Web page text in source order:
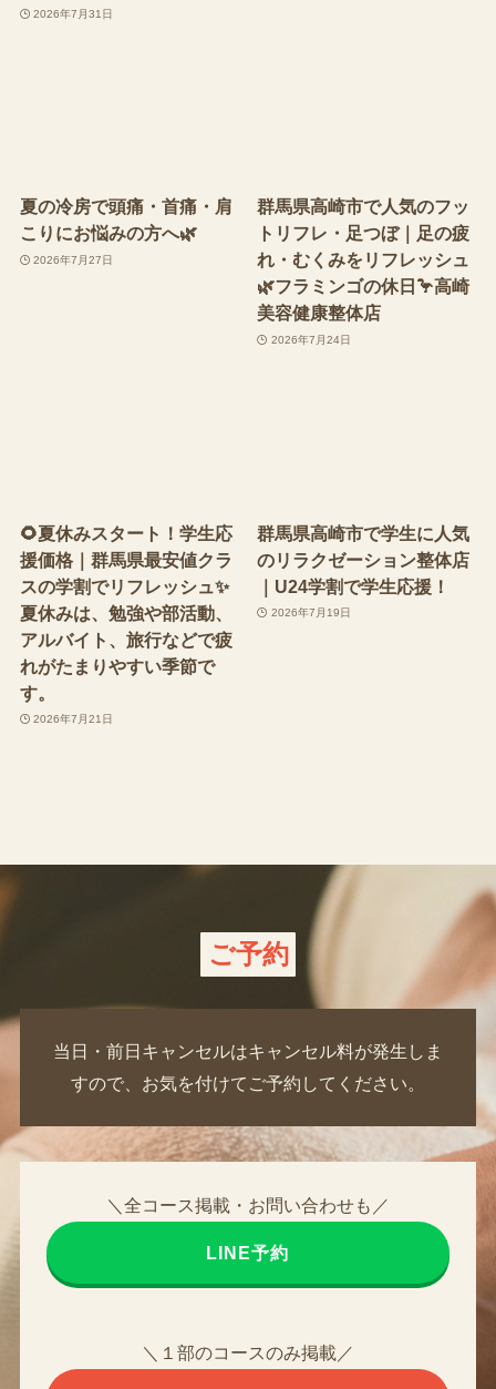
2026年7月31日
夏の冷房で頭痛・首痛・肩
こりにお悩みの方へ🌿
2026年7月27日
群馬県高崎市で人気のフッ
トリフレ・足つぼ｜足の疲
れ・むくみをリフレッシュ
🌿フラミンゴの休日🦩高崎
美容健康整体店
2026年7月24日
🌻夏休みスタート！学生応
援価格｜群馬県最安値クラ
スの学割でリフレッシュ✨
夏休みは、勉強や部活動、
アルバイト、旅行などで疲
れがたまりやすい季節で
す。
2026年7月21日
群馬県高崎市で学生に人気
のリラクゼーション整体店
｜U24学割で学生応援！
2026年7月19日
ご予約
当日・前日キャンセルはキャンセル料が発生しま
すので、お気を付けてご予約してください。
＼全コース掲載・お問い合わせも／
LINE予約
＼１部のコースのみ掲載／